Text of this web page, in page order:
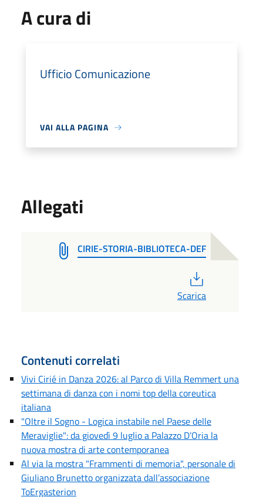
A cura di
Ufficio Comunicazione
VAI ALLA PAGINA
Allegati
CIRIE-STORIA-BIBLIOTECA-DEF
Scarica
Contenuti correlati
Vivi Cirié in Danza 2026: al Parco di Villa Remmert una
settimana di danza con i nomi top della coreutica
italiana
"Oltre il Sogno - Logica instabile nel Paese delle
Meraviglie": da giovedì 9 luglio a Palazzo D’Oria la
nuova mostra di arte contemporanea
Al via la mostra "Frammenti di memoria", personale di
Giuliano Brunetto organizzata dall’associazione
ToErgasterion